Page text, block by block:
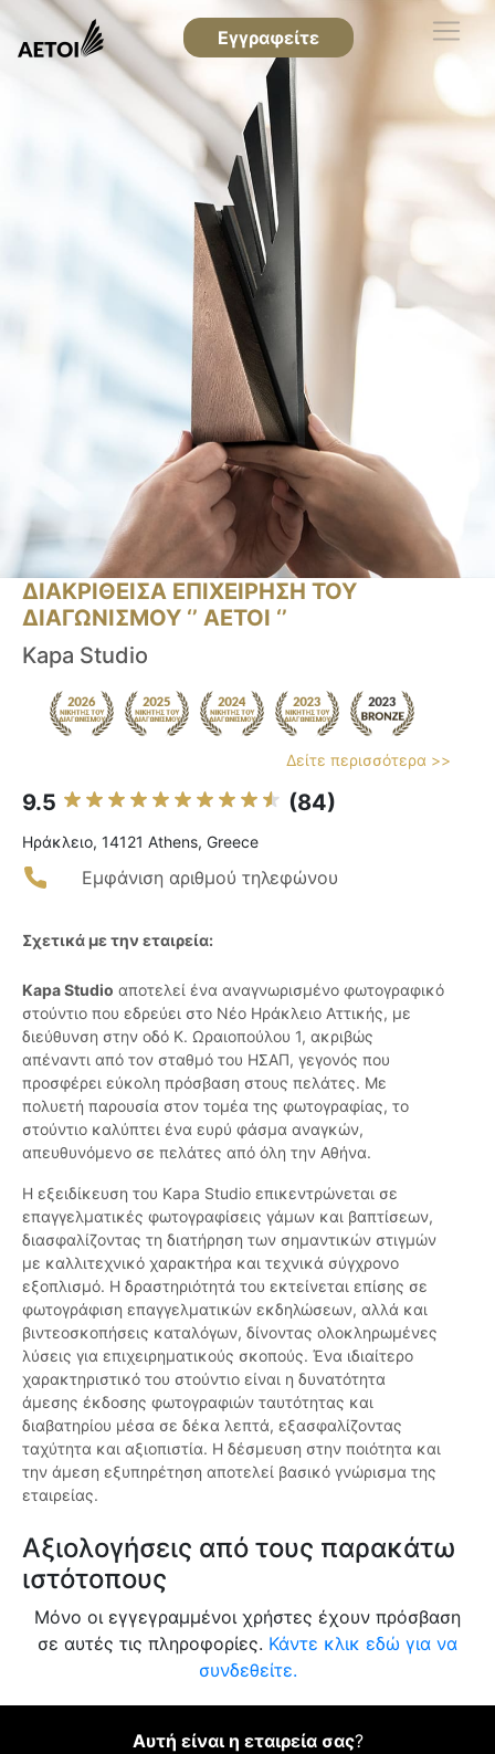
Εγγραφείτε
ΔΙΑΚΡΙΘΕΙΣΑ ΕΠΙΧΕΙΡΗΣΗ ΤΟΥ
ΔΙΑΓΩΝΙΣΜΟΥ ‘’ ΑΕΤΟΙ ‘’
Kapa Studio
Δείτε περισσότερα >>
9.5 (84)
Ηράκλειο, 14121 Athens, Greece
Εμφάνιση αριθμού τηλεφώνου
Σχετικά με την εταιρεία:
Kapa Studio αποτελεί ένα αναγνωρισμένο φωτογραφικό
στούντιο που εδρεύει στο Νέο Ηράκλειο Αττικής, με
διεύθυνση στην οδό Κ. Ωραιοπούλου 1, ακριβώς
απέναντι από τον σταθμό του ΗΣΑΠ, γεγονός που
προσφέρει εύκολη πρόσβαση στους πελάτες. Με
πολυετή παρουσία στον τομέα της φωτογραφίας, το
στούντιο καλύπτει ένα ευρύ φάσμα αναγκών,
απευθυνόμενο σε πελάτες από όλη την Αθήνα.
Η εξειδίκευση του Kapa Studio επικεντρώνεται σε
επαγγελματικές φωτογραφίσεις γάμων και βαπτίσεων,
διασφαλίζοντας τη διατήρηση των σημαντικών στιγμών
με καλλιτεχνικό χαρακτήρα και τεχνικά σύγχρονο
εξοπλισμό. Η δραστηριότητά του εκτείνεται επίσης σε
φωτογράφιση επαγγελματικών εκδηλώσεων, αλλά και
βιντεοσκοπήσεις καταλόγων, δίνοντας ολοκληρωμένες
λύσεις για επιχειρηματικούς σκοπούς. Ένα ιδιαίτερο
χαρακτηριστικό του στούντιο είναι η δυνατότητα
άμεσης έκδοσης φωτογραφιών ταυτότητας και
διαβατηρίου μέσα σε δέκα λεπτά, εξασφαλίζοντας
ταχύτητα και αξιοπιστία. Η δέσμευση στην ποιότητα και
την άμεση εξυπηρέτηση αποτελεί βασικό γνώρισμα της
εταιρείας.
Αξιολογήσεις από τους παρακάτω
ιστότοπους
Μόνο οι εγγεγραμμένοι χρήστες έχουν πρόσβαση
σε αυτές τις πληροφορίες. Κάντε κλικ εδώ για να
συνδεθείτε.
Αυτή είναι η εταιρεία σας?